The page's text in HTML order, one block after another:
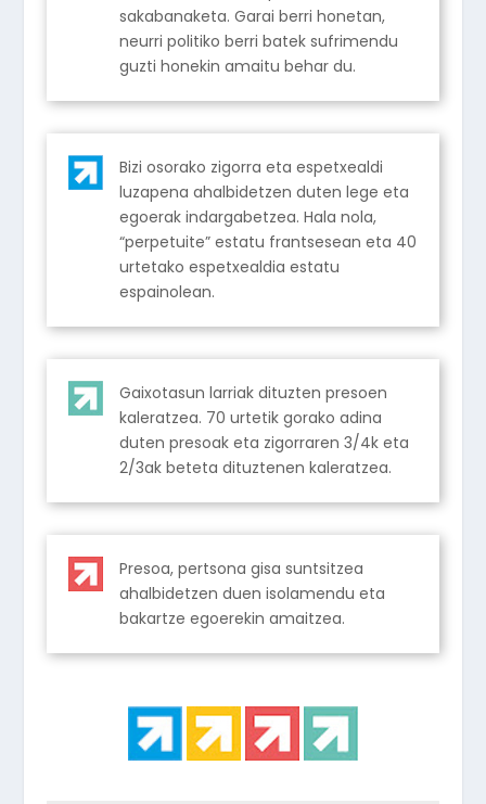
sakabanaketa. Garai berri honetan,
neurri politiko berri batek sufrimendu
guzti honekin amaitu behar du.
Bizi osorako zigorra eta espetxealdi
luzapena ahalbidetzen duten lege eta
egoerak indargabetzea. Hala nola,
“perpetuite” estatu frantsesean eta 40
urtetako espetxealdia estatu
espainolean.
Gaixotasun larriak dituzten presoen
kaleratzea. 70 urtetik gorako adina
duten presoak eta zigorraren 3/4k eta
2/3ak beteta dituztenen kaleratzea.
Presoa, pertsona gisa suntsitzea
ahalbidetzen duen isolamendu eta
bakartze egoerekin amaitzea.